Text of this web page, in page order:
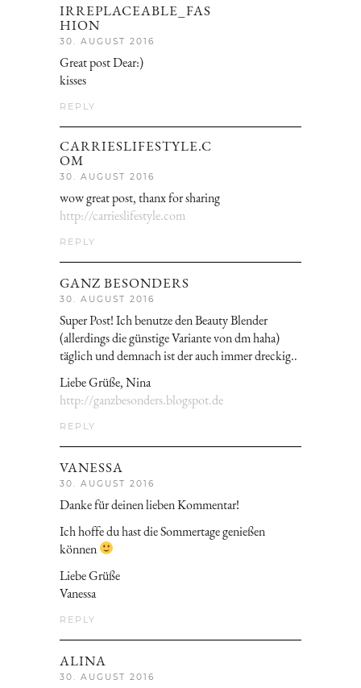
IRREPLACEABLE_FAS
HION
30. AUGUST 2016
Great post Dear:)
kisses
REPLY
CARRIESLIFESTYLE.C
OM
30. AUGUST 2016
wow great post, thanx for sharing
http://carrieslifestyle.com
REPLY
GANZ BESONDERS
30. AUGUST 2016
Super Post! Ich benutze den Beauty Blender
(allerdings die günstige Variante von dm haha)
täglich und demnach ist der auch immer dreckig..
Liebe Grüße, Nina
http://ganzbesonders.blogspot.de
REPLY
VANESSA
30. AUGUST 2016
Danke für deinen lieben Kommentar!
Ich hoffe du hast die Sommertage genießen
können
Liebe Grüße
Vanessa
REPLY
ALINA
30. AUGUST 2016